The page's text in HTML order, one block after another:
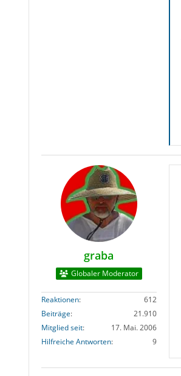
graba
Globaler Moderator
Reaktionen
612
Beiträge
21.910
Mitglied seit
17. Mai. 2006
Hilfreiche Antworten
9